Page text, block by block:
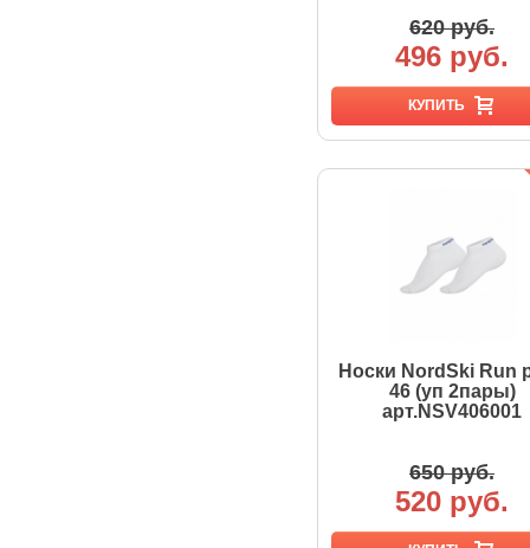
620 руб.
496 руб.
КУПИТЬ
Носки NordSki Run
46 (уп 2пары)
арт.NSV406001
650 руб.
520 руб.